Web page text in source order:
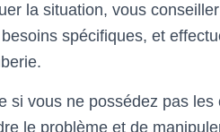
la situation, vous
spécifiques, et
si vous ne possédez pas
le problème et de